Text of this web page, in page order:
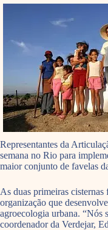
Representantes da
semana no Rio para
maior conjunto de favelas
As duas primeiras
organização que
agroecologia urbana. “Nós
coordenador da Verdejar,